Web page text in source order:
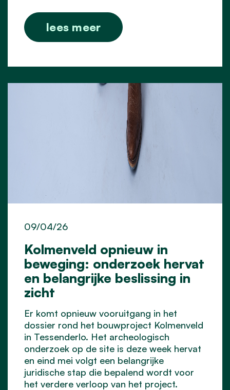
lees meer
Kolmenveld opnieuw in
beweging: onderzoek hervat
en belangrijke beslissing in
zicht
09/04/26
Er komt opnieuw vooruitgang in het
dossier rond het bouwproject Kolmenveld
in Tessenderlo. Het archeologisch
onderzoek op de site is deze week hervat
en eind mei volgt een belangrijke
juridische stap die bepalend wordt voor
het verdere verloop van het project.